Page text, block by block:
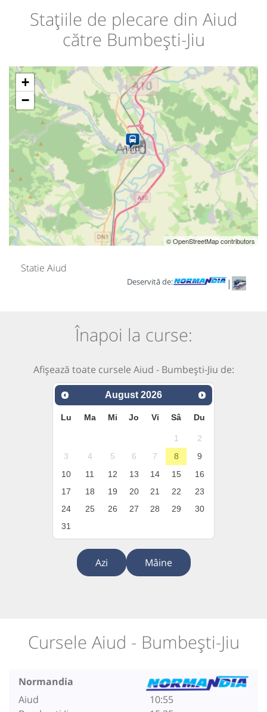
Stațiile de plecare din Aiud
către Bumbești-Jiu
+
−
© OpenStreetMap contributors
Statie Aiud
Deservită de: |
Înapoi la curse:
Afișează toate cursele Aiud - Bumbești-Jiu de:
August 2026
Lu Ma Mi Jo Vi Sâ Du
1
2
3
4 5 6 7 8
9
10
11 12 13 14 15
16
17
18 19 20 21 22
23
24
25 26 27 28 29
30
31
Azi Mâine
Cursele Aiud - Bumbești-Jiu
Normandia
Aiud
10:55